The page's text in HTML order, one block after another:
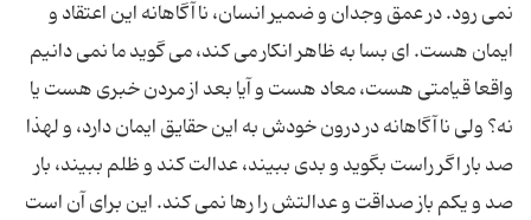
نمى رود. در عمق وجدان و ضمیر انسان، ناآگاهانه این اعتقاد و
ایمان هست. اى بسا به ظاهر انکار مى کند، مى گوید ما نمى دانیم
واقعا قیامتى هست، معاد هست و آیا بعد از مردن خبرى هست یا
نه؟ ولى ناآگاهانه در درون خودش به این حقایق ایمان دارد، و لهذا
صد بار اگر راست بگوید و بدى ببیند، عدالت کند و ظلم ببیند، بار
صد و یکم باز صداقت و عدالتش را رها نمى کند. این براى آن است